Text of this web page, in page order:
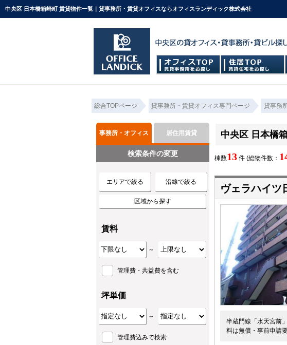
中央区 日本橋箱崎町 賃貸物件一覧｜貸事務所・賃貸オフィスならオフィスランディック株式会社
総合TOPページ 貸事務所・賃貸オフィス専門ページ 貸事務
中央区 日本橋
棟数13 件 (総物件数：
ヴェラハイ
半蔵門線「水天宮前
料は無償・事前申請
事務所・オフィス 居住用賃貸
検索条件の変更
エリアで絞る 沿線で絞る
区域から探す
賃料
～
管理費・共益費を含む
坪単価
～
管理費込みで検索